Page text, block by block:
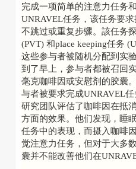
完成一项简单的注意力任务
UNRAVEL任务，该任务要
不跳过或重复步骤。該任务
(PVT) 和place keeping任务
这些参与者被随机分配到实
到了早上，参与者都被召回
毫克咖啡因或安慰剂的胶囊
与者被要求完成UNRAVEL任
研究团队评估了咖啡因在抵
方面的效果。他们发现，睡
任务中的表现，而摄入咖啡
觉注意力任务，但对于大多
囊并不能改善他们在